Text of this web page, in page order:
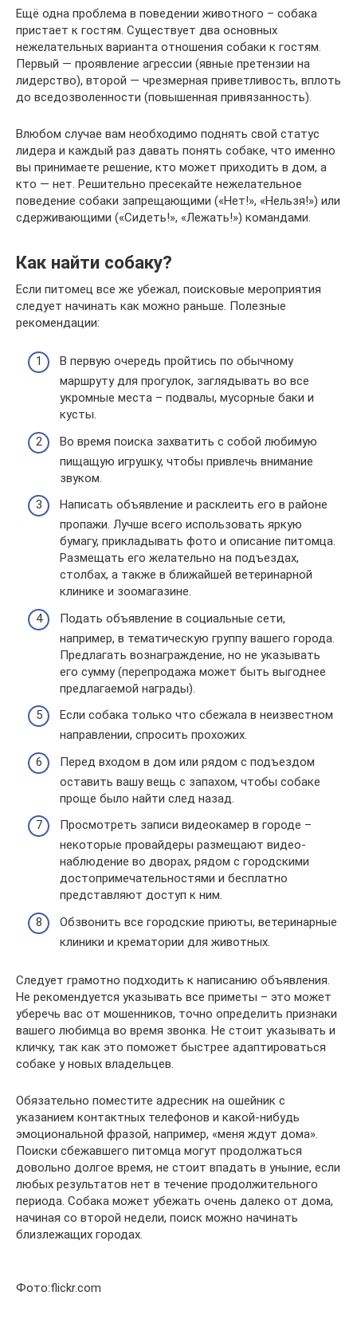
Ещё одна проблема в поведении животного – собака
пристает к гостям. Существует два основных
нежелательных варианта отношения собаки к гостям.
Первый — проявление агрессии (явные претензии на
лидерство), второй — чрезмерная приветливость, вплоть
до вседозволенности (повышенная привязанность).
Влюбом случае вам необходимо поднять свой статус
лидера и каждый раз давать понять собаке, что именно
вы принимаете решение, кто может приходить в дом, а
кто — нет. Решительно пресекайте нежелательное
поведение собаки запрещающими («Нет!», «Нельзя!») или
сдерживающими («Сидеть!», «Лежать!») командами.
Как найти собаку?
Если питомец все же убежал, поисковые мероприятия
следует начинать как можно раньше. Полезные
рекомендации:
В первую очередь пройтись по обычному
маршруту для прогулок, заглядывать во все
укромные места – подвалы, мусорные баки и
кусты.
Во время поиска захватить с собой любимую
пищащую игрушку, чтобы привлечь внимание
звуком.
Написать объявление и расклеить его в районе
пропажи. Лучше всего использовать яркую
бумагу, прикладывать фото и описание питомца.
Размещать его желательно на подъездах,
столбах, а также в ближайшей ветеринарной
клинике и зоомагазине.
Подать объявление в социальные сети,
например, в тематическую группу вашего города.
Предлагать вознаграждение, но не указывать
его сумму (перепродажа может быть выгоднее
предлагаемой награды).
Если собака только что сбежала в неизвестном
направлении, спросить прохожих.
Перед входом в дом или рядом с подъездом
оставить вашу вещь с запахом, чтобы собаке
проще было найти след назад.
Просмотреть записи видеокамер в городе –
некоторые провайдеры размещают видео-
наблюдение во дворах, рядом с городскими
достопримечательностями и бесплатно
представляют доступ к ним.
Обзвонить все городские приюты, ветеринарные
клиники и крематории для животных.
Следует грамотно подходить к написанию объявления.
Не рекомендуется указывать все приметы – это может
уберечь вас от мошенников, точно определить признаки
вашего любимца во время звонка. Не стоит указывать и
кличку, так как это поможет быстрее адаптироваться
собаке у новых владельцев.
Обязательно поместите адресник на ошейник с
указанием контактных телефонов и какой-нибудь
эмоциональной фразой, например, «меня ждут дома».
Поиски сбежавшего питомца могут продолжаться
довольно долгое время, не стоит впадать в уныние, если
любых результатов нет в течение продолжительного
периода. Собака может убежать очень далеко от дома,
начиная со второй недели, поиск можно начинать
близлежащих городах.
Фото:flickr.com